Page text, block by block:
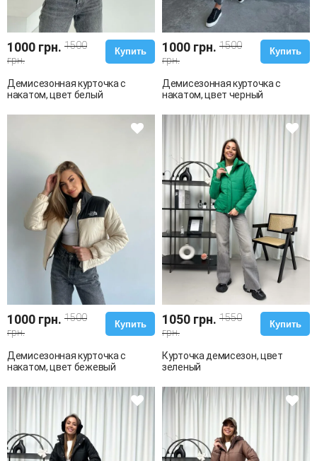
1000 грн. 1500
грн.
Купить
Демисезонная курточка с
накатом, цвет белый
1000 грн. 1500
грн.
Купить
Демисезонная курточка с
накатом, цвет черный
1000 грн. 1500
грн.
Купить
Демисезонная курточка с
накатом, цвет бежевый
1050 грн. 1550
грн.
Купить
Курточка демисезон, цвет
зеленый